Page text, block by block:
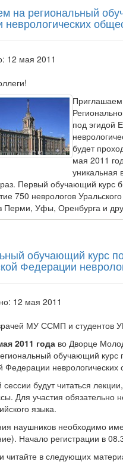
на региональный
12 мая 2011
Приглашаем
под эгидой
будет
мая 2011
уникальная
Первый обучающий курс
750 неврологов
Перми, Уфы, Оренбурга и
обучающий курс
Федерации
12 мая 2011
МУ ССМП и студентов
2011 года во Дворце
обучающий курс
Федерации неврологических
будут читаться
Для участия обязательно
языка.
наушников необходимо
Начало регистрации в
читайте в следующих